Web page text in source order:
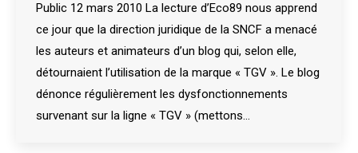
Public 12 mars 2010 La lecture d’Eco89 nous apprend
ce jour que la direction juridique de la SNCF a menacé
les auteurs et animateurs d’un blog qui, selon elle,
détournaient l’utilisation de la marque « TGV ». Le blog
dénonce régulièrement les dysfonctionnements
survenant sur la ligne « TGV » (mettons…